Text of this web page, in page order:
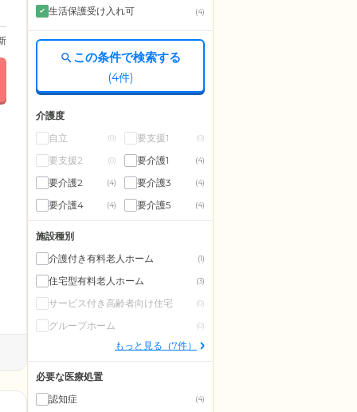
生活保護受け入れ可 (4)
この条件で検索する
(4件)
介護度
自立
(0) 要支援1 (0)
要支援2 (0) 要介護1 (4)
要介護2 (4) 要介護3 (4)
要介護4 (4) 要介護5 (4)
施設種別
介護付き有料老人ホーム
(1)
住宅型有料老人ホーム (3)
サービス付き高齢者向け住宅 (0)
グループホーム (0)
もっと見る（7件）
必要な医療処置
認知症
(4)